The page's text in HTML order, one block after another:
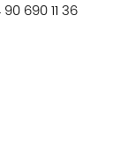
690 11 36